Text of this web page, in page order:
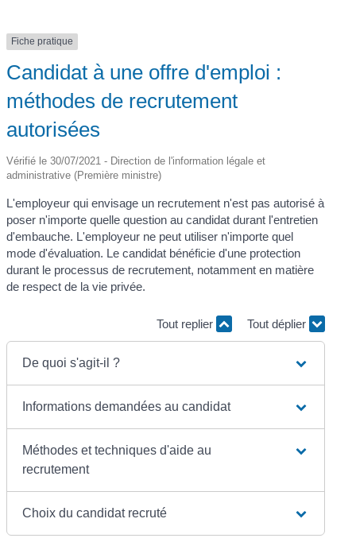
Fiche pratique
Candidat à une offre d'emploi :
méthodes de recrutement
autorisées
Vérifié le 30/07/2021 - Direction de l'information légale et
administrative (Première ministre)
L'employeur qui envisage un recrutement n'est pas autorisé à
poser n'importe quelle question au candidat durant l'entretien
d'embauche. L'employeur ne peut utiliser n'importe quel
mode d'évaluation. Le candidat bénéficie d'une protection
durant le processus de recrutement, notamment en matière
de respect de la vie privée.
Tout replier Tout déplier
De quoi s'agit-il ?
Informations demandées au candidat
Méthodes et techniques d'aide au
recrutement
Choix du candidat recruté